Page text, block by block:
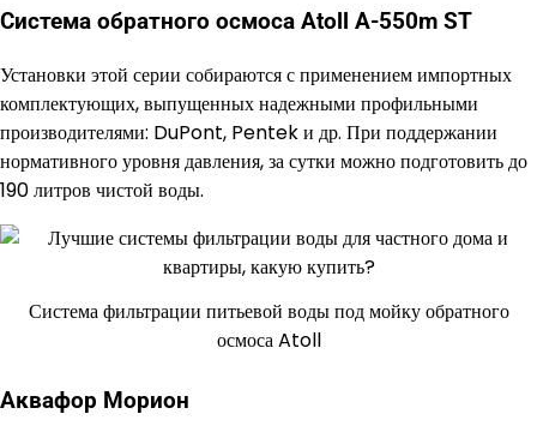
Система обратного осмоса Atoll A-550m ST
Установки этой серии собираются с применением импортных
комплектующих, выпущенных надежными профильными
производителями: DuPont, Pentek и др. При поддержании
нормативного уровня давления, за сутки можно подготовить до
190 литров чистой воды.
Система фильтрации питьевой воды под мойку обратного
осмоса Atoll
Аквафор Морион